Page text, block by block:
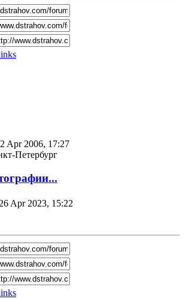
Apr 2006, 17:27
Петербург
Apr 2023, 15:22